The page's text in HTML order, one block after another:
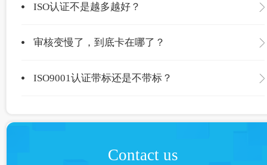
ISO认证不是越多越好？
审核变慢了，到底卡在哪了？
ISO9001认证带标还是不带标？
Contact us